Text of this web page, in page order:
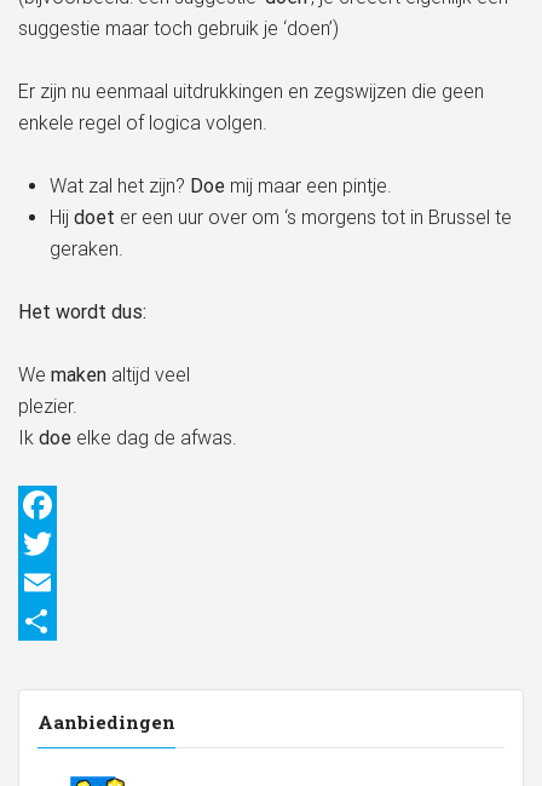
suggestie maar toch gebruik je ‘doen’)
Er zijn nu eenmaal uitdrukkingen en zegswijzen die geen
enkele regel of logica volgen.
Wat zal het zijn? Doe mij maar een pintje.
Hij doet er een uur over om ‘s morgens tot in Brussel te
geraken.
Het wordt dus:
We maken altijd veel
plezier.
Ik doe elke dag de afwas.
Facebook
Twitter
Email
Aanbiedingen